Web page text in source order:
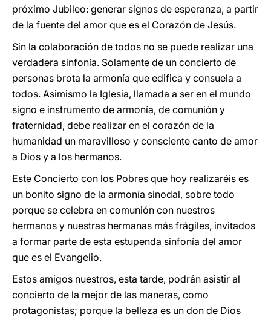
próximo Jubileo: generar signos de esperanza, a partir
de la fuente del amor que es el Corazón de Jesús.
Sin la colaboración de todos no se puede realizar una
verdadera sinfonía. Solamente de un concierto de
personas brota la armonía que edifica y consuela a
todos. Asimismo la Iglesia, llamada a ser en el mundo
signo e instrumento de armonía, de comunión y
fraternidad, debe realizar en el corazón de la
humanidad un maravilloso y consciente canto de amor
a Dios y a los hermanos.
Este Concierto con los Pobres que hoy realizaréis es
un bonito signo de la armonía sinodal, sobre todo
porque se celebra en comunión con nuestros
hermanos y nuestras hermanas más frágiles, invitados
a formar parte de esta estupenda sinfonía del amor
que es el Evangelio.
Estos amigos nuestros, esta tarde, podrán asistir al
concierto de la mejor de las maneras, como
protagonistas; porque la belleza es un don de Dios